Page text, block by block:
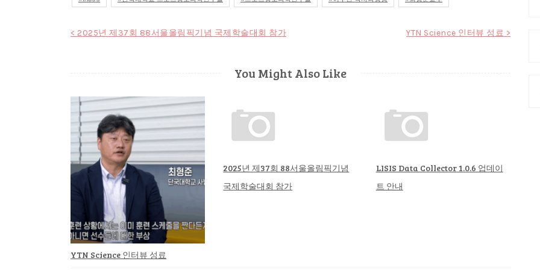
글
< 2025년 제37회 88서울올림픽기념 국제학술대회 참가 YTN Science 인터뷰 성료 >
You Might Also Like
YTN Science 인터뷰 성료
2025년 제37회 88서울올림픽기념
국제학술대회 참가
LISIS Data Collector 1.0.6 업데이
트 안내